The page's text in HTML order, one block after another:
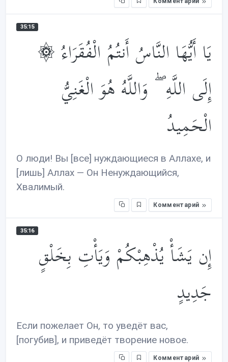
35:15
۞ يَا أَيُّهَا النَّاسُ أَنتُمُ الْفُقَرَاءُ
إِلَى اللَّهِ ۖ وَاللَّهُ هُوَ الْغَنِيُّ
الْحَمِيدُ
О люди! Вы [все] нуждающиеся в Аллахе, и
[лишь] Аллах — Он Ненуждающийся,
Хвалимый.
Комментарий
35:16
إِن يَشَأْ يُذْهِبْكُمْ وَيَأْتِ بِخَلْقٍ
جَدِيدٍ
Если пожелает Он, то уведёт вас,
[погубив], и приведёт творение новое.
Комментарий